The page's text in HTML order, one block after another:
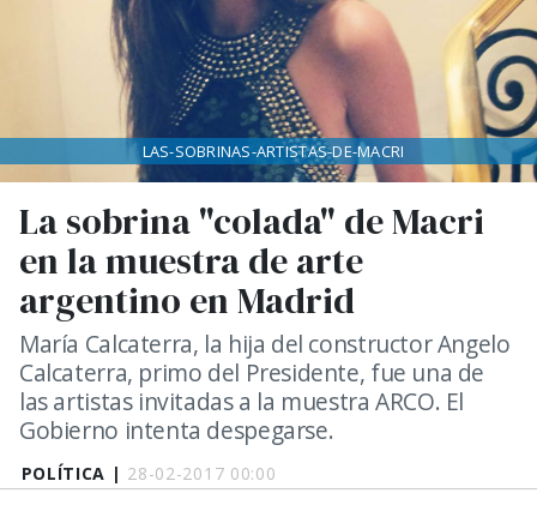
POLÍTICA | 28-02-2017 00:00
La sobrina "colada" de Macri
en la muestra de arte
argentino en Madrid
María Calcaterra, la hija del constructor Angelo
Calcaterra, primo del Presidente, fue una de
las artistas invitadas a la muestra ARCO. El
Gobierno intenta despegarse.
LAS-SOBRINAS-ARTISTAS-DE-MACRI